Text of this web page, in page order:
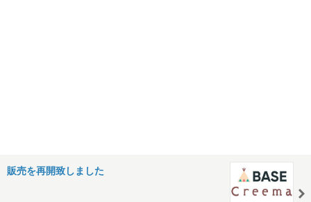
販売を再開致しました